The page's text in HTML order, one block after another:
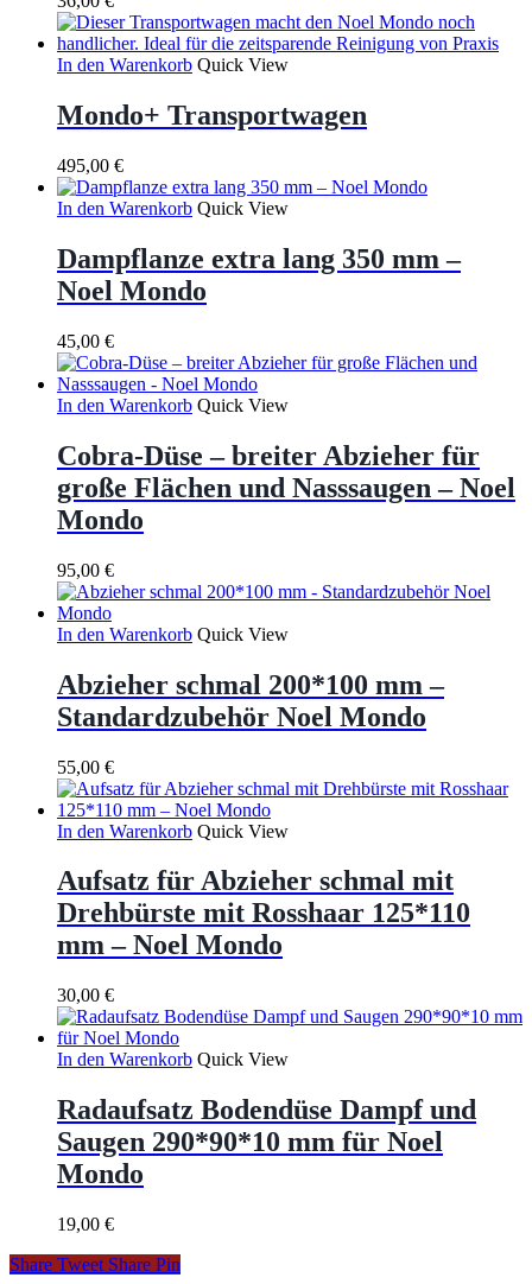
In den Warenkorb Quick View
Mondo+ Transportwagen
495,00 €
In den Warenkorb Quick View
Dampflanze extra lang 350 mm –
Noel Mondo
45,00 €
In den Warenkorb Quick View
Cobra-Düse – breiter Abzieher für
große Flächen und Nasssaugen – Noel
Mondo
95,00 €
In den Warenkorb Quick View
Abzieher schmal 200*100 mm –
Standardzubehör Noel Mondo
55,00 €
In den Warenkorb Quick View
Aufsatz für Abzieher schmal mit
Drehbürste mit Rosshaar 125*110
mm – Noel Mondo
30,00 €
In den Warenkorb Quick View
Radaufsatz Bodendüse Dampf und
Saugen 290*90*10 mm für Noel
Mondo
19,00 €
Share Tweet Share Pin